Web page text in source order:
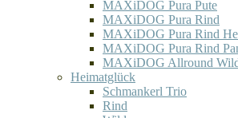
MAXiDOG Pura Pute
MAXiDOG Pura Rind
MAXiDOG Pura Rind
MAXiDOG Pura Rind
MAXiDOG Allround
Heimatglück
Schmankerl Trio
Rind